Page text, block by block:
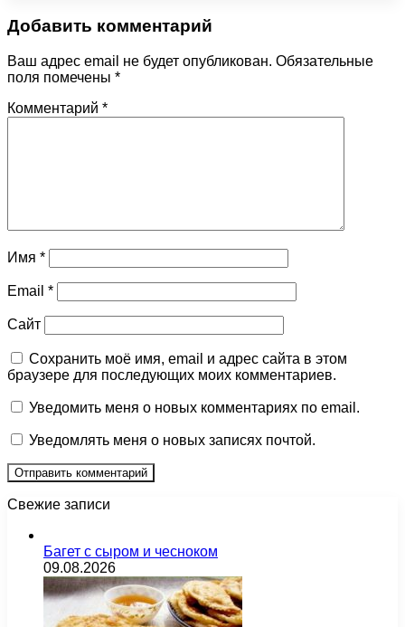
Добавить комментарий
Ваш адрес email не будет опубликован. Обязательные
поля помечены *
Комментарий *
Имя *
Email *
Сайт
Сохранить моё имя, email и адрес сайта в этом
браузере для последующих моих комментариев.
Уведомить меня о новых комментариях по email.
Уведомлять меня о новых записях почтой.
Свежие записи
Багет с сыром и чесноком
09.08.2026